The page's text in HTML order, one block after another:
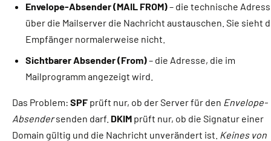
Envelope-Absender (MAIL FROM)– die technische
über die Mailserver die Nachricht austauschen. Sie sieht
Empfänger normalerweise nicht.
Sichtbarer Absender (From)– die Adresse, die im
Mailprogramm angezeigt wird.
Das Problem: SPF prüft nur, ob der Server für den Envelope-
Absendersenden darf. DKIM prüft nur, ob die Signatur einer
Domain gültig und die Nachricht unverändert ist. Keines von